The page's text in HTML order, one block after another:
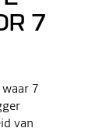
7
7
van